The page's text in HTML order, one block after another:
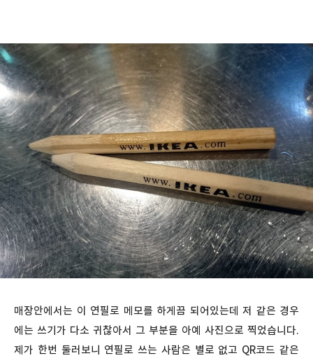
매장안에서는 이 연필로 메모를 하게끔 되어있는데 저 같은 경우
에는 쓰기가 다소 귀찮아서 그 부분을 아예 사진으로 찍었습니다.
제가 한번 둘러보니 연필로 쓰는 사람은 별로 없고 QR코드 같은